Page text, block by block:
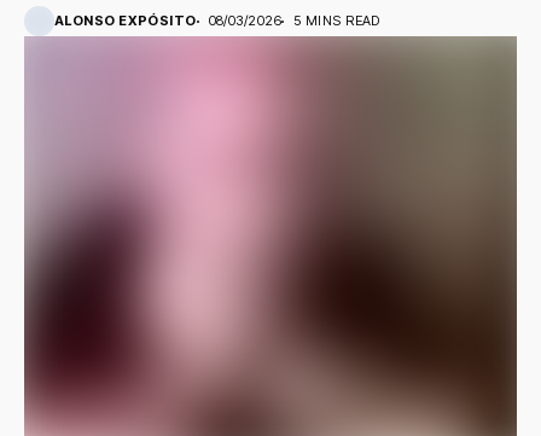
ALONSO EXPÓSITO 08/03/2026 5 MINS READ